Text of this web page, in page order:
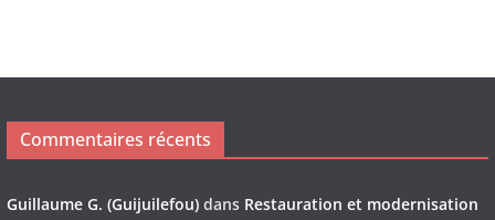
Commentaires récents
Guillaume G. (Guijuilefou) dans Restauration et modernisation